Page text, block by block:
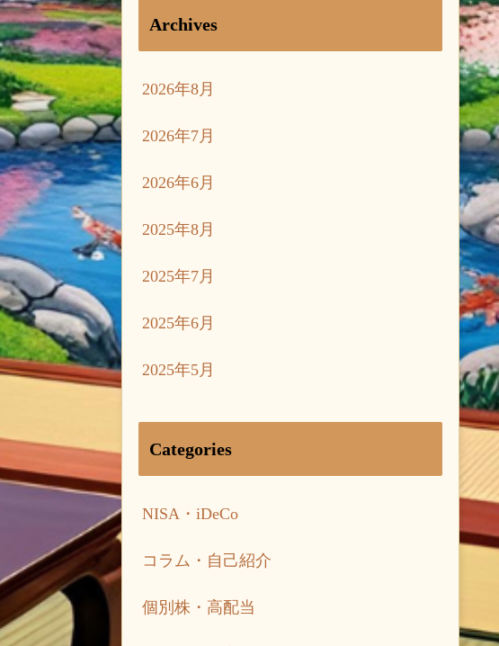
Archives
2026年8月
2026年7月
2026年6月
2025年8月
2025年7月
2025年6月
2025年5月
Categories
NISA・iDeCo
コラム・自己紹介
個別株・高配当